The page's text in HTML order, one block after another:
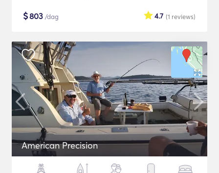
$803 /dag (1 reviews)
4.7
American Precision